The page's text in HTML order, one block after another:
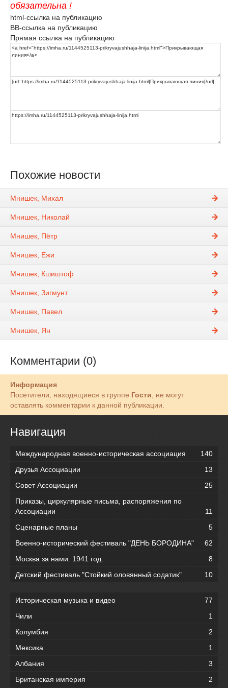
обязательна !
html-ссылка на публикацию
BB-ссылка на публикацию
Прямая ссылка на публикацию
Похожие новости
Мнишек, Михал
Мнишек, Николай
Мнишек, Пётр
Мнишек, Ежи
Мнишек, Кшиштоф
Мнишек, Зигмунт
Мнишек, Павел
Мнишек, Ян
Комментарии (0)
Информация
Посетители, находящиеся в группе Гости, не могут
оставлять комментарии к данной публикации.
Навигация
Международная военно-историческая ассоциация
140
Друзья Ассоциации
13
Совет Ассоциации
25
Приказы, циркулярные письма, распоряжения по
Ассоциации
11
Сценарные планы
5
Военно-исторический фестиваль "ДЕНЬ БОРОДИНА"
62
Москва за нами. 1941 год.
8
Детский фестиваль "Стойкий оловянный содатик"
10
Историческая музыка и видео
77
Чили
1
Колумбия
2
Мексика
1
Албания
3
Британская империя
2